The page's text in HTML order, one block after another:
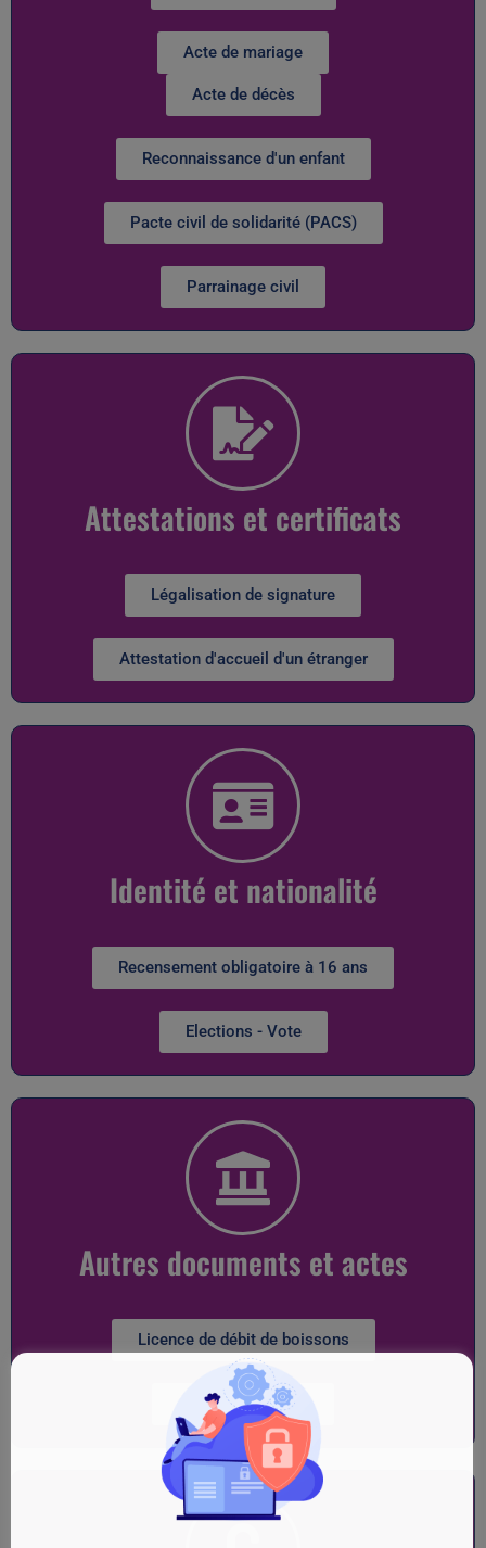
Acte de mariage
Acte de décès
Reconnaissance d'un enfant
Pacte civil de solidarité (PACS)
Parrainage civil
Attestations et certificats
Légalisation de signature
Attestation d'accueil d'un étranger
Identité et nationalité
Recensement obligatoire à 16 ans
Elections - Vote
Autres documents et actes
Licence de débit de boissons
Chiens dangereux